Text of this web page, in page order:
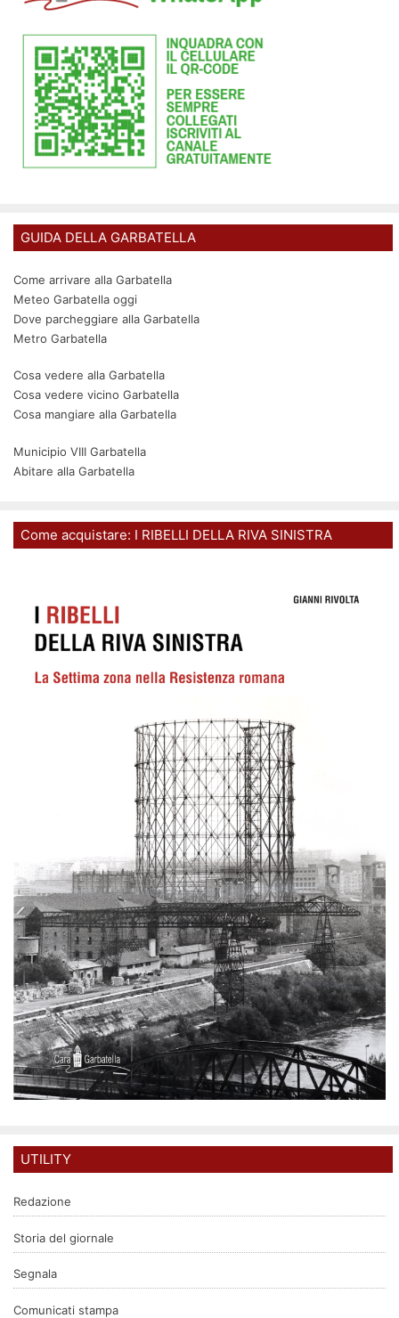
GUIDA DELLA GARBATELLA
Come arrivare alla Garbatella
Meteo Garbatella oggi
Dove parcheggiare alla Garbatella
Metro Garbatella
Cosa vedere alla Garbatella
Cosa vedere vicino Garbatella
Cosa mangiare alla Garbatella
Municipio VIII Garbatella
Abitare alla Garbatella
Come acquistare: I RIBELLI DELLA RIVA SINISTRA
UTILITY
Redazione
Storia del giornale
Segnala
Comunicati stampa